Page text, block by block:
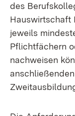
des
Hauswirtschaft
jeweils
Pflichtfächern
nachweisen